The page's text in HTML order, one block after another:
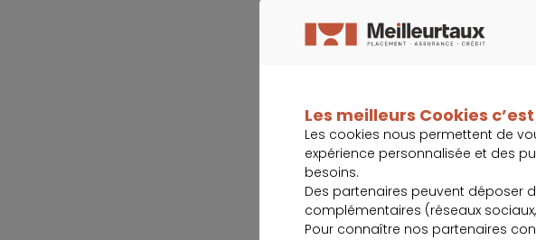
Mieux
Les meilleurs Cookies
Les cookies nous permettent de
expérience personnalisée et des
besoins.
Des partenaires peuvent déposer
complémentaires (réseaux
Pour connaître nos partenaires